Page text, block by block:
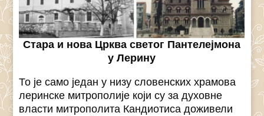
Стара и нова Црква светог Пантелејмона
у Лерину
То је само један у низу словенских храмова
леринске митрополије који су за духовне
власти митрополита Кандиотиса доживели